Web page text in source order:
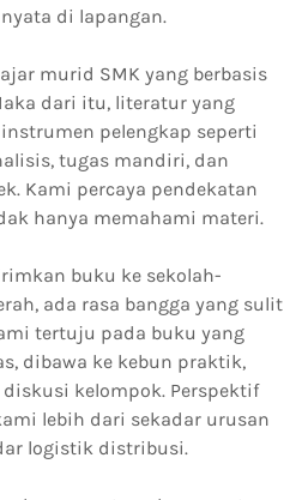
di lapangan.
murid SMK yang berbasis
dari itu, literatur yang
pelengkap seperti
tugas mandiri, dan
Kami percaya pendekatan
hanya memahami materi.
buku ke sekolah-
ada rasa bangga yang sulit
tertuju pada buku yang
dibawa ke kebun praktik,
kelompok. Perspektif
lebih dari sekadar urusan
logistik distribusi.